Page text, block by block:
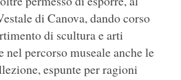
di Canova, dando corso
di scultura e arti
percorso museale anche le
espunte per ragioni